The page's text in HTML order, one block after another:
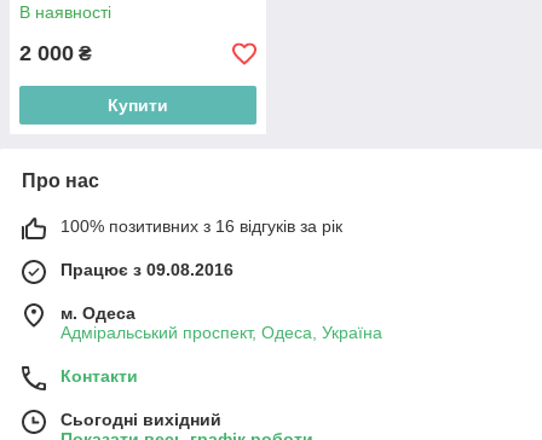
В наявності
2 000 ₴
Купити
Про нас
100% позитивних з 16 відгуків за рік
Працює з 09.08.2016
м. Одеса
Адміральський проспект, Одеса, Україна
Контакти
Сьогодні вихідний